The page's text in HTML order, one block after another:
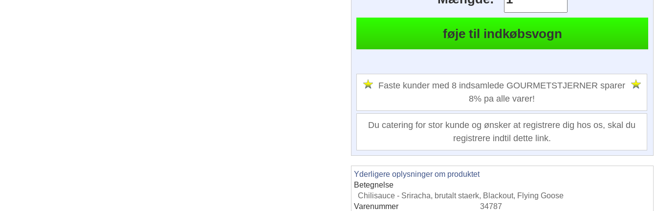
Faste kunder med 8 indsamlede GOURMETSTJERNER sparer
8% pa alle varer!
Du catering for stor kunde og ønsker at registrere dig hos os, skal du
registrere indtil dette link.
Yderligere oplysninger om produktet
Betegnelse
Chilisauce - Sriracha, brutalt staerk, Blackout, Flying Goose
Varenummer
34787